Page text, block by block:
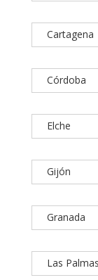
Cartagena
Córdoba
Elche
Gijón
Granada
Las